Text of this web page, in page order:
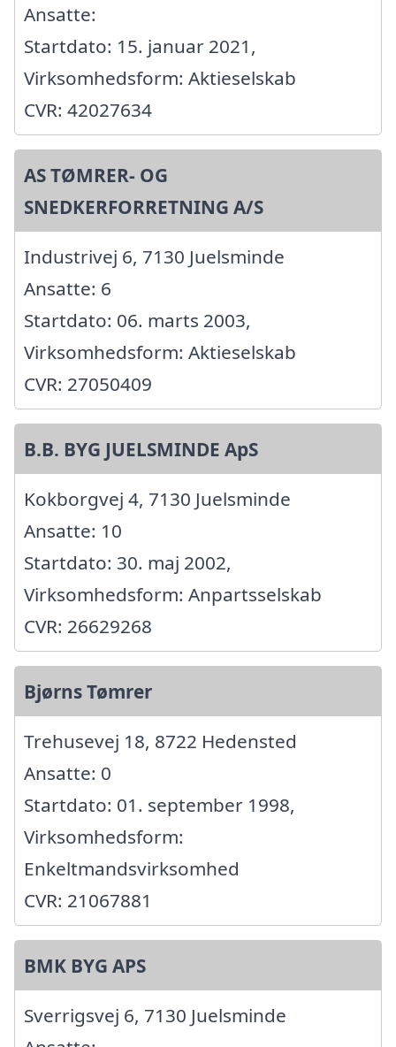
Ansatte:
Startdato: 15. januar 2021,
Virksomhedsform: Aktieselskab
CVR: 42027634
AS TØMRER- OG
SNEDKERFORRETNING A/S
Industrivej 6, 7130 Juelsminde
Ansatte: 6
Startdato: 06. marts 2003,
Virksomhedsform: Aktieselskab
CVR: 27050409
B.B. BYG JUELSMINDE ApS
Kokborgvej 4, 7130 Juelsminde
Ansatte: 10
Startdato: 30. maj 2002,
Virksomhedsform: Anpartsselskab
CVR: 26629268
Bjørns Tømrer
Trehusevej 18, 8722 Hedensted
Ansatte: 0
Startdato: 01. september 1998,
Virksomhedsform:
Enkeltmandsvirksomhed
CVR: 21067881
BMK BYG APS
Sverrigsvej 6, 7130 Juelsminde